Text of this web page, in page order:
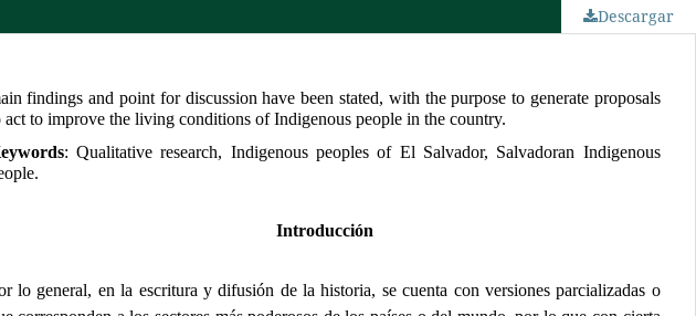
Descargar